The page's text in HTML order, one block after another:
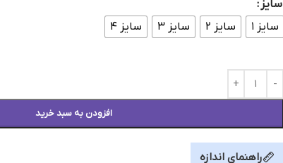
سایز
سایز ۱
سایز ۲ سایز ۳ سایز ۴
افزودن به سبد خرید
راهنمای اندازه